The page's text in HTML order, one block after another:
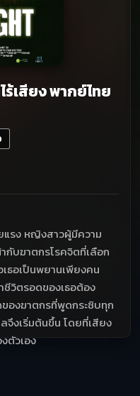
เสียง พากย์ไทย
แรง หญิงสาวผู้มีความ
บฆาตกรโรคจิตที่เลือก
เธอเป็นพยานเพียงคน
ชีวิตรอดของเธอต้อง
งฆาตกรที่พูดกระซิบทุก
จึงเริ่มต้นขึ้น โดยที่เสียง
ตัวเอง